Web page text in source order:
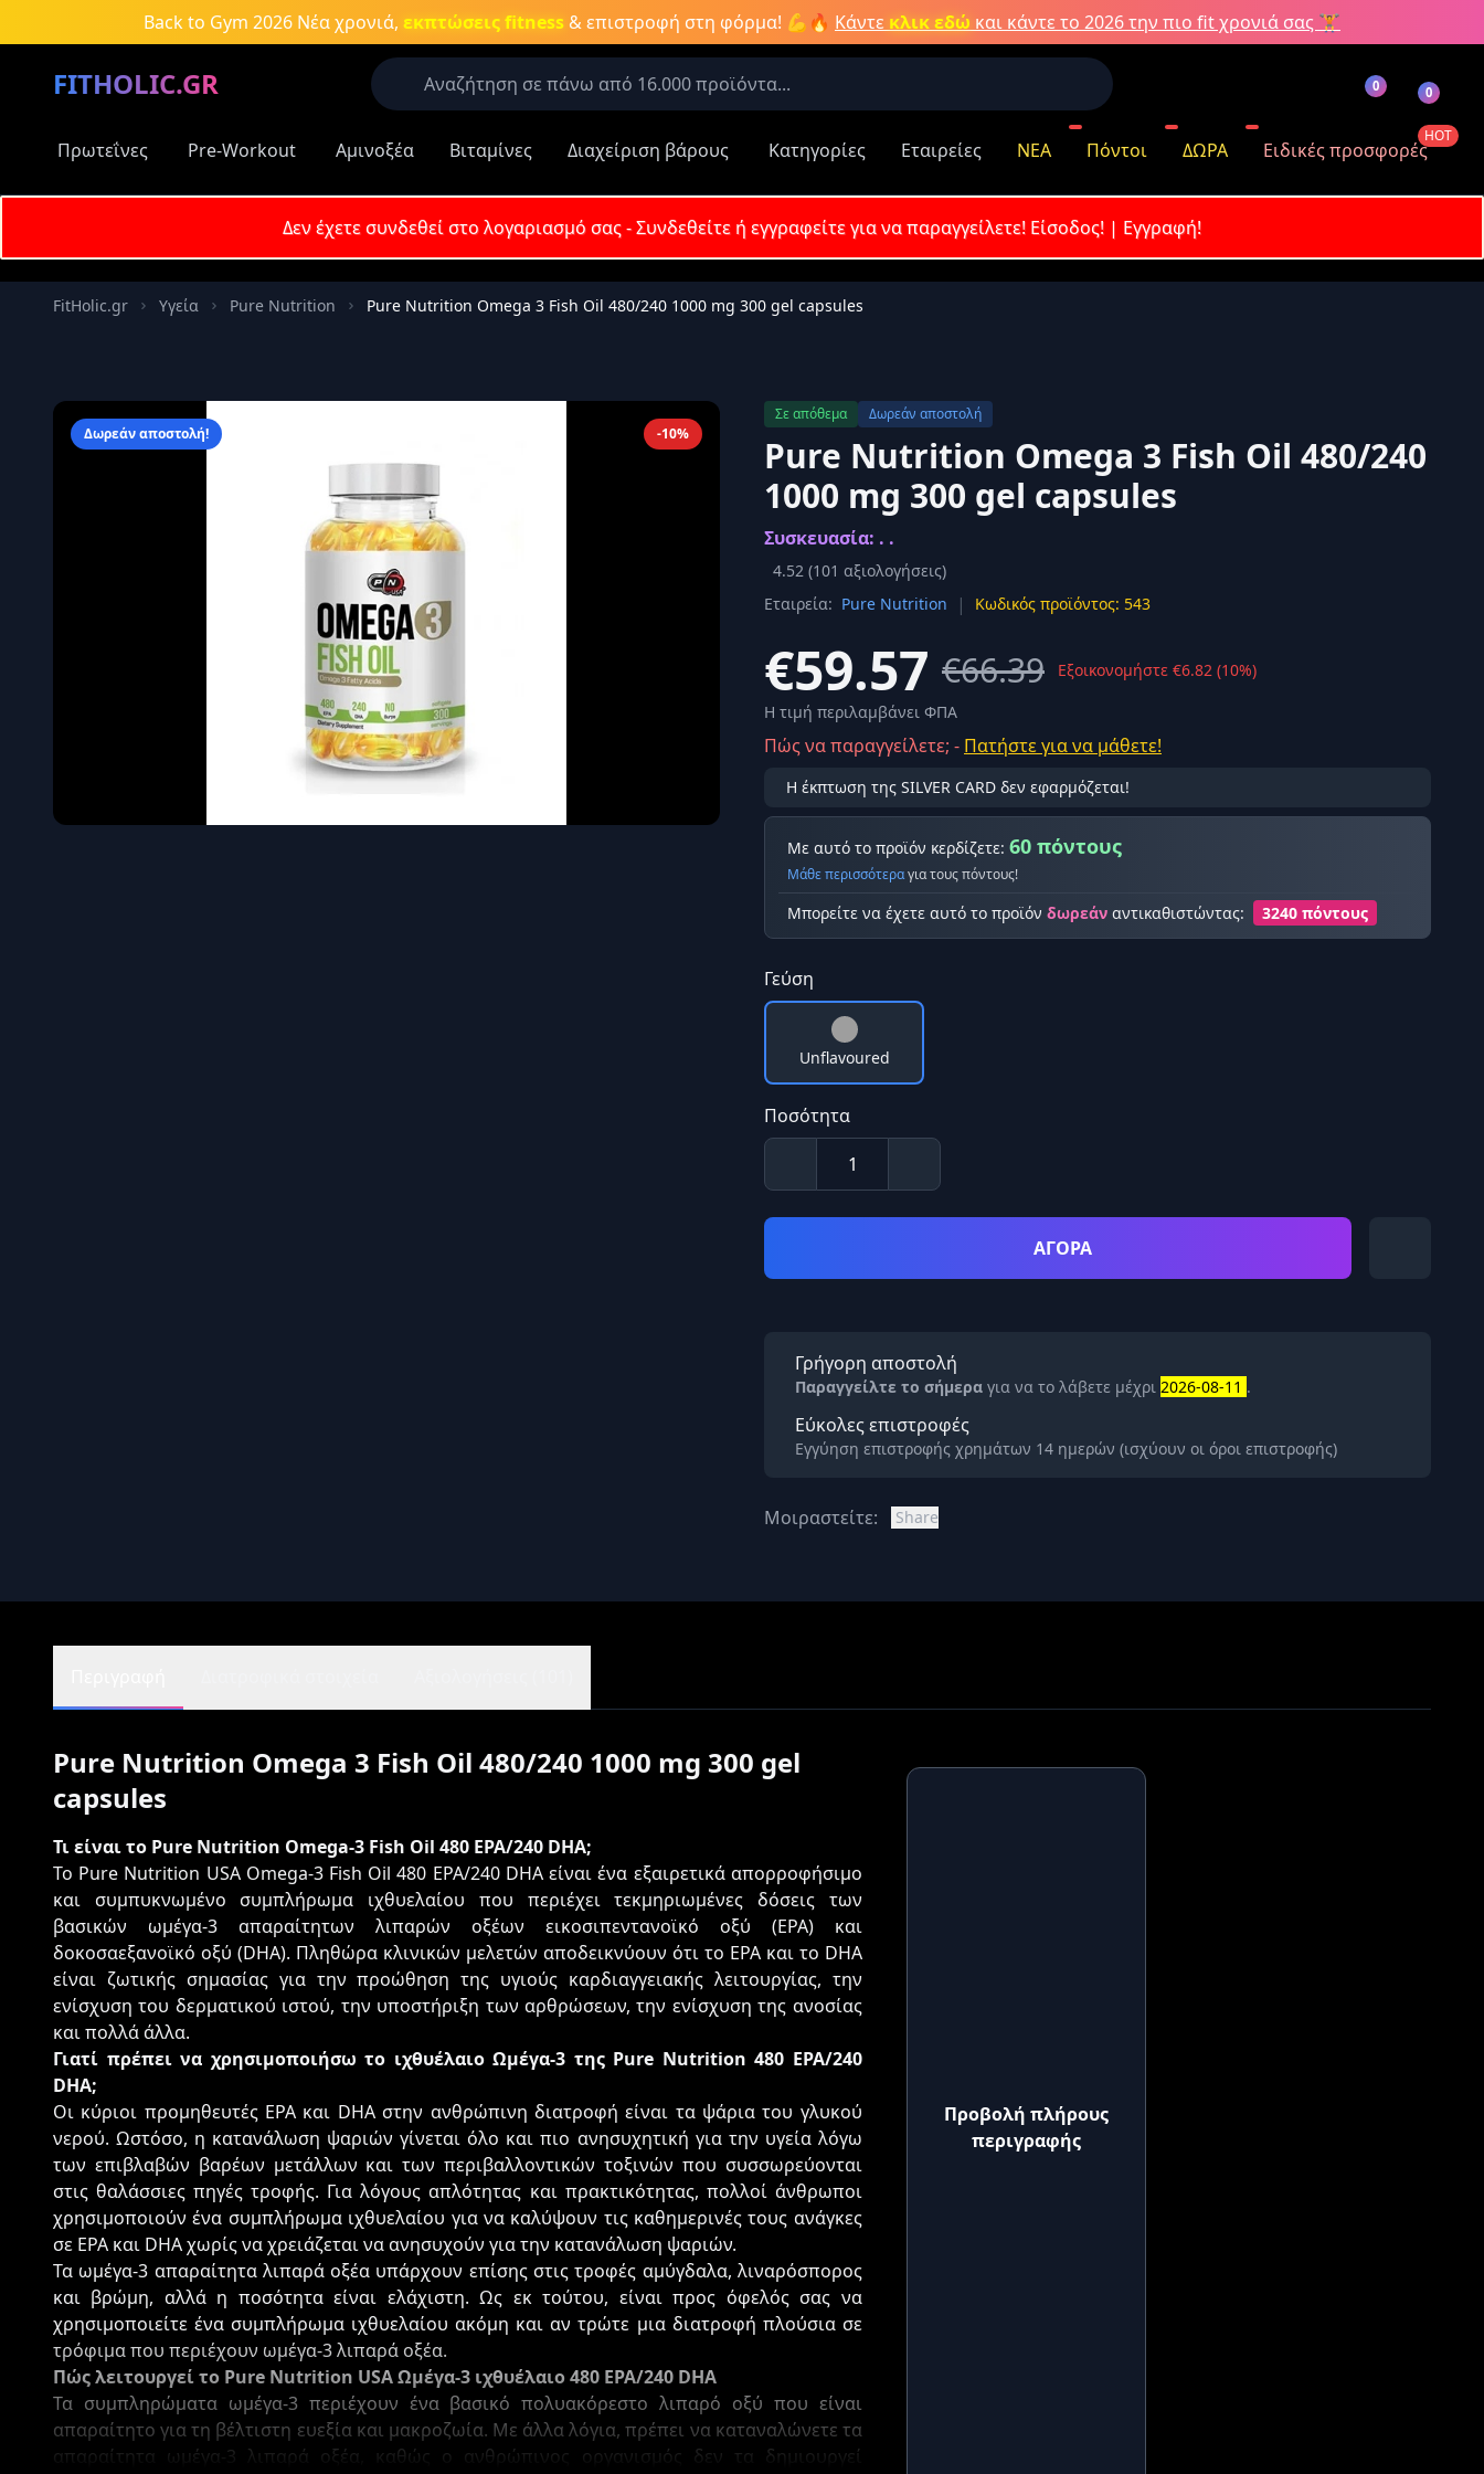
Μετάβαση στο κύριο περιεχόμενο
Back to Gym 2026 Νέα χρονιά, εκπτώσεις fitness & επιστροφή στη φόρμα! 💪🔥 Κάντε κλικ εδώ και κάντε το 2026 την πιο fit χρονιά σας 🏋️
FITHOLIC.GR
Οι περισσότερες έψαχναν για:
Δημοφιλείς Κατηγορίες:
Όγκου
Διεγερτικά
Αποτελέσματα Προϊόντων:
0 0
Πρωτεΐνες Pre-Workout Αμινοξέα Βιταμίνες Διαχείριση βάρους Κατηγορίες Εταιρείες ΝΕΑ Πόντοι ΔΩΡΑ Ειδικές προσφορές
HOT
Δεν έχετε συνδεθεί στο λογαριασμό σας - Συνδεθείτε ή εγγραφείτε για να παραγγείλετε! Είσοδος! | Εγγραφή!
FitHolic.gr Υγεία Pure Nutrition Pure Nutrition Omega 3 Fish Oil 480/240 1000 mg 300 gel capsules
Δωρεάν αποστολή! -10%
Σε απόθεμα Δωρεάν αποστολή
Pure Nutrition Omega 3 Fish Oil 480/240
1000 mg 300 gel capsules
Συσκευασία: . .
4.52 (101 αξιολογήσεις)
Εταιρεία: Pure Nutrition | Κωδικός προϊόντος: 543
€59.57 €66.39
Εξοικονομήστε €6.82 (10%)
Η τιμή περιλαμβάνει ΦΠΑ
Πώς να παραγγείλετε; - Πατήστε για να μάθετε!
Η έκπτωση της SILVER CARD δεν εφαρμόζεται!
Με αυτό το προϊόν κερδίζετε: 60 πόντους
Μάθε περισσότεραγια τους πόντους!
Μπορείτε να έχετε αυτό το προϊόν δωρεάν αντικαθιστώντας: 3240 πόντους
Γεύση
Unflavoured
Ποσότητα
ΑΓΟΡΑ
Γρήγορη αποστολή
Παραγγείλτε το σήμερα για να το λάβετε μέχρι 2026-08-11 .
Εύκολες επιστροφές
Εγγύηση επιστροφής χρημάτων 14 ημερών (ισχύουν οι όροι επιστροφής)
Μοιραστείτε: Share
Pure Nutrition Omega 3 Fish Oil 480/240 1000 mg 300 gel
capsules
Τι είναι το Pure Nutrition Omega-3 Fish Oil 480 EPA/240 DHA;
Το Pure Nutrition USA Omega-3 Fish Oil 480 EPA/240 DHA είναι ένα εξαιρετικά απορροφήσιμο
και συμπυκνωμένο συμπλήρωμα ιχθυελαίου που περιέχει τεκμηριωμένες δόσεις των
βασικών ωμέγα-3 απαραίτητων λιπαρών οξέων εικοσιπεντανοϊκό οξύ (EPA) και
δοκοσαεξανοϊκό οξύ (DHA). Πληθώρα κλινικών μελετών αποδεικνύουν ότι το EPA και το DHA
είναι ζωτικής σημασίας για την προώθηση της υγιούς καρδιαγγειακής λειτουργίας, την
ενίσχυση του δερματικού ιστού, την υποστήριξη των αρθρώσεων, την ενίσχυση της ανοσίας
και πολλά άλλα.
Γιατί πρέπει να χρησιμοποιήσω το ιχθυέλαιο Ωμέγα-3 της Pure Nutrition 480 EPA/240
DHA;
Οι κύριοι προμηθευτές EPA και DHA στην ανθρώπινη διατροφή είναι τα ψάρια του γλυκού
νερού. Ωστόσο, η κατανάλωση ψαριών γίνεται όλο και πιο ανησυχητική για την υγεία λόγω
των επιβλαβών βαρέων μετάλλων και των περιβαλλοντικών τοξινών που συσσωρεύονται
στις θαλάσσιες πηγές τροφής. Για λόγους απλότητας και πρακτικότητας, πολλοί άνθρωποι
χρησιμοποιούν ένα συμπλήρωμα ιχθυελαίου για να καλύψουν τις καθημερινές τους ανάγκες
σε EPA και DHA χωρίς να χρειάζεται να ανησυχούν για την κατανάλωση ψαριών.
Τα ωμέγα-3 απαραίτητα λιπαρά οξέα υπάρχουν επίσης στις τροφές αμύγδαλα, λιναρόσπορος
και βρώμη, αλλά η ποσότητα είναι ελάχιστη. Ως εκ τούτου, είναι προς όφελός σας να
χρησιμοποιείτε ένα συμπλήρωμα ιχθυελαίου ακόμη και αν τρώτε μια διατροφή πλούσια σε
τρόφιμα που περιέχουν ωμέγα-3 λιπαρά οξέα.
Πώς λειτουργεί το Pure Nutrition USA Ωμέγα-3 ιχθυέλαιο 480 EPA/240 DHA
Τα συμπληρώματα ωμέγα-3 περιέχουν ένα βασικό πολυακόρεστο λιπαρό οξύ που είναι
απαραίτητο για τη βέλτιστη ευεξία και μακροζωία. Με άλλα λόγια, πρέπει να καταναλώνετε τα
απαραίτητα ωμέγα-3 λιπαρά οξέα, καθώς ο ανθρώπινος οργανισμός δεν τα δημιουργεί
Προβολή πλήρους
περιγραφής
Δημιουργήστε λογαριασμό ή συνδεθείτε
Σύνδεση Εγγραφή
Email
Ξεχάσατε τον κωδικό σας;
Εγγραφείτε εδώ
Επιστροφή